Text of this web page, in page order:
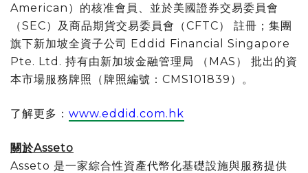
American）的核准會員、並於美國證券交易委員會
（SEC）及商品期貨交易委員會（CFTC） 註冊；集團
旗下新加坡全資子公司 Eddid Financial Singapore
Pte. Ltd. 持有由新加坡金融管理局 （MAS） 批出的資
本市場服務牌照（牌照編號：CMS101839）。
了解更多： www.eddid.com.hk
關於Asseto
Asseto 是一家綜合性資產代幣化基礎設施與服務提供